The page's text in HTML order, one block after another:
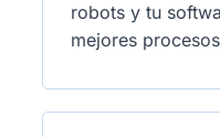
robots y tu
mejores